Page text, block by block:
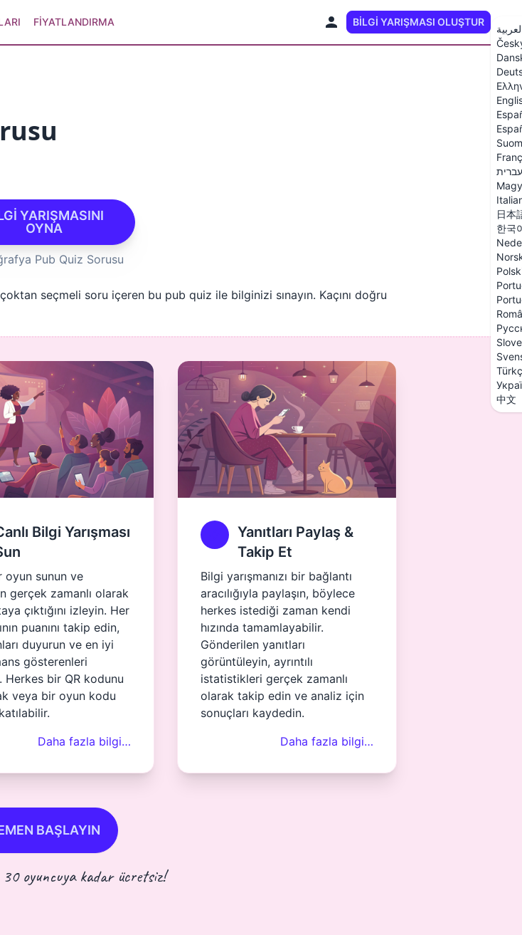
FIYATLANDIRMA BILGI YARIŞMASI OLUŞTUR
עברית
日本
한국
中文
YARIŞMASINI
OYNA
Pub Quiz Sorusu
seçmeli soru içeren bu pub quiz ile bilginizi sınayın. Kaçını doğru
Bilgi Yarışması
oyun sunun ve
gerçek zamanlı olarak
çıktığını izleyin. Her
puanını takip edin,
duyurun ve en iyi
gösterenleri
Herkes bir QR kodunu
veya bir oyun kodu
Daha fazla bilgi…
Yanıtları Paylaş &
Takip Et
Bilgi yarışmanızı bir bağlantı
aracılığıyla paylaşın, böylece
herkes istediği zaman kendi
hızında tamamlayabilir.
Gönderilen yanıtları
görüntüleyin, ayrıntılı
istatistikleri gerçek zamanlı
olarak takip edin ve analiz için
sonuçları kaydedin.
Daha fazla bilgi…
BAŞLAYIN
30 oyuncuya kadar ücretsiz!